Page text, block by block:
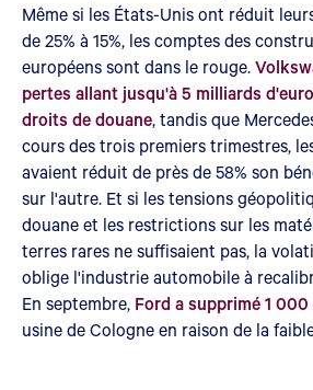
Même si les États-Unis ont réduit
de 25% à 15%, les comptes des
européens sont dans le rouge.
pertes allant jusqu'à 5 milliards
droits de douane, tandis que
cours des trois premiers trimestres,
avaient réduit de près de 58% son
sur l'autre. Et si les tensions
douane et les restrictions sur les
terres rares ne suffisaient pas, la
oblige l'industrie automobile à
En septembre, Ford a supprimé 1
usine de Cologne en raison de la